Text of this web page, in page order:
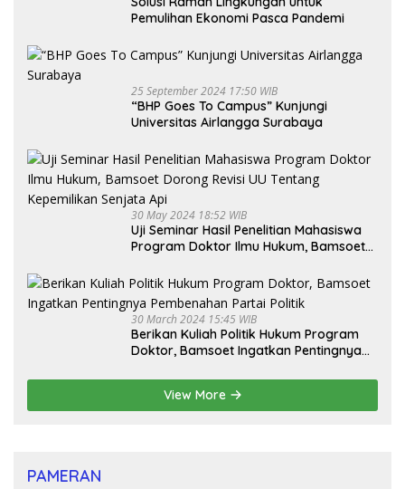
Pemulihan Ekonomi Pasca Pandemi
25 September 2024 17:50 WIB
“BHP Goes To Campus” Kunjungi
Universitas Airlangga Surabaya
30 May 2024 18:52 WIB
Uji Seminar Hasil Penelitian Mahasiswa
Program Doktor Ilmu Hukum, Bamsoet
Senjata Api
30 March 2024 15:45 WIB
Berikan Kuliah Politik Hukum Program
Doktor, Bamsoet Ingatkan Pentingnya
View More
PAMERAN